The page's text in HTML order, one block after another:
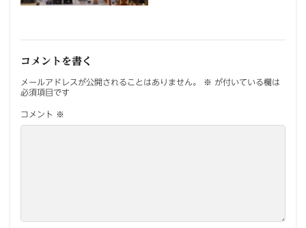
コメントを書く
メールアドレスが公開されることはありません。 ※ が付いている欄は
必須項目です
コメント ※